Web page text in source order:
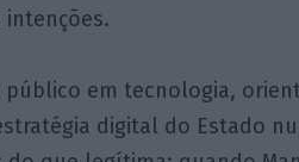
público em tecnologia,
digital do Estado